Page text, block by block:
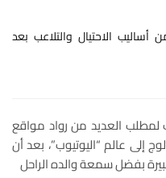
الاحتيال والتلاعب بعد
لمطلب العديد من رواد مواقع
إلى عالم “اليوتيوب”، بعد أن
بفضل سمعة والده الراحل